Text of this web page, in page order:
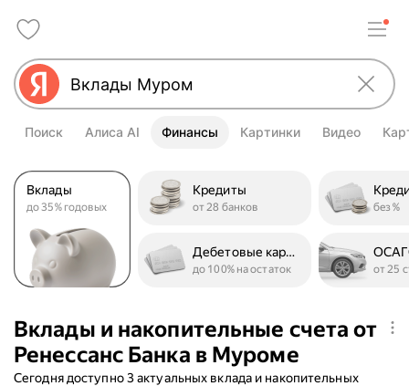
Поиск Алиса AI Финансы Картинки Видео
Вклады
до 35% годовых
Кредиты
от 28 банков
Дебетовые карты
до 100% на остаток
без %
от 25
Вклады и накопительные счета от
Ренессанс Банка в Муроме
Сегодня доступно 3 актуальных вклада и накопительных